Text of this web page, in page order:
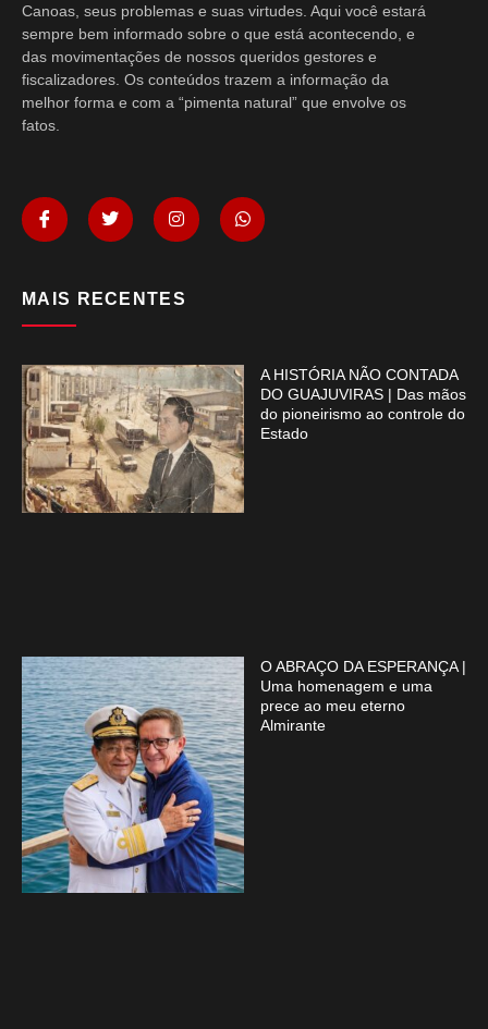
Canoas, seus problemas e suas virtudes. Aqui você estará
sempre bem informado sobre o que está acontecendo, e
das movimentações de nossos queridos gestores e
fiscalizadores. Os conteúdos trazem a informação da
melhor forma e com a “pimenta natural” que envolve os
fatos.
MAIS RECENTES
A HISTÓRIA NÃO CONTADA
DO GUAJUVIRAS | Das mãos
do pioneirismo ao controle do
Estado
O ABRAÇO DA ESPERANÇA |
Uma homenagem e uma
prece ao meu eterno
Almirante